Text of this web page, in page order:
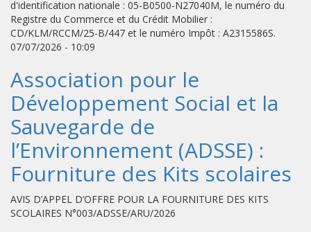
d'identification nationale : 05-B0500-N27040M, le numéro du
Registre du Commerce et du Crédit Mobilier :
CD/KLM/RCCM/25-B/447 et le numéro Impôt : A2315586S.
07/07/2026 - 10:09
Association pour le
Développement Social et la
Sauvegarde de
l’Environnement (ADSSE) :
Fourniture des Kits scolaires
AVIS D’APPEL D’OFFRE POUR LA FOURNITURE DES KITS
SCOLAIRES N°003/ADSSE/ARU/2026